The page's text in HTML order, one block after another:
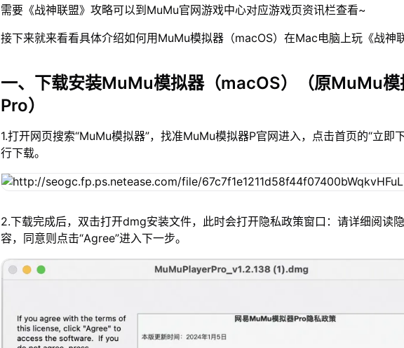
需要《战神联盟》攻略可以到MuMu官网游戏中心对应游戏页资讯栏查看~
接下来就来看看具体介绍如何用MuMu模拟器（macOS）在Mac电脑上玩《战神
一、下载安装MuMu模拟器（macOS）（原MuMu模
Pro）
1.打开网页搜索“MuMu模拟器”，找准MuMu模拟器P官网进入，点击首页的“立即
行下载。
2.下载完成后，双击打开dmg安装文件，此时会打开隐私政策窗口：请详细阅读
容，同意则点击“Agree”进入下一步。